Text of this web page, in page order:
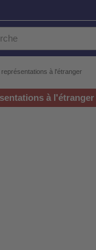
représentations à l'étranger
à l'étranger